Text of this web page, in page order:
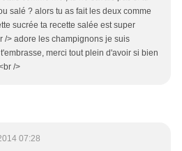
salé ? alors tu as fait les deux comme
sucrée ta recette salée est super
/> adore les champignons je suis
merci tout plein d'avoir si bien
/>
07:28